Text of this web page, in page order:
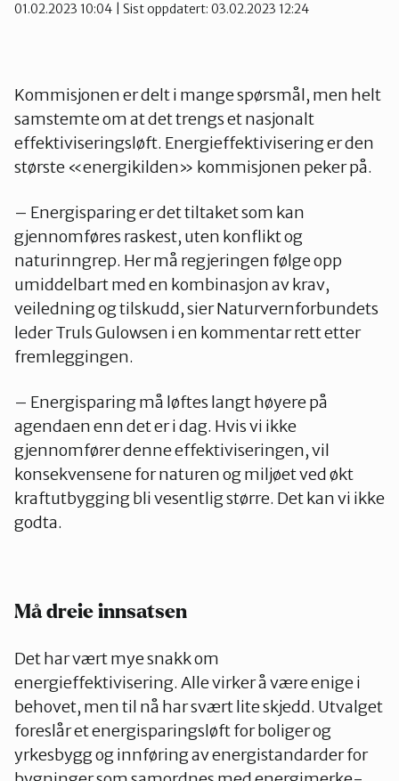
01.02.2023 10:04 | Sist oppdatert: 03.02.2023 12:24
Kommisjonen er delt i mange spørsmål, men helt
samstemte om at det trengs et nasjonalt
effektiviseringsløft. Energieffektivisering er den
største «energikilden» kommisjonen peker på.
– Energisparing er det tiltaket som kan
gjennomføres raskest, uten konflikt og
naturinngrep. Her må regjeringen følge opp
umiddelbart med en kombinasjon av krav,
veiledning og tilskudd, sier Naturvernforbundets
leder Truls Gulowsen i en kommentar rett etter
fremleggingen.
– Energisparing må løftes langt høyere på
agendaen enn det er i dag. Hvis vi ikke
gjennomfører denne effektiviseringen, vil
konsekvensene for naturen og miljøet ved økt
kraftutbygging bli vesentlig større. Det kan vi ikke
godta.
Må dreie innsatsen
Det har vært mye snakk om
energieffektivisering. Alle virker å være enige i
behovet, men til nå har svært lite skjedd. Utvalget
foreslår et energisparingsløft for boliger og
yrkesbygg og innføring av energistandarder for